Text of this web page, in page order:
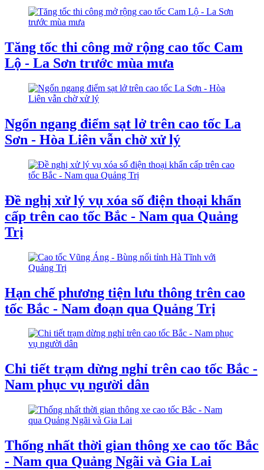
Tăng tốc thi công mở rộng cao tốc Cam
Lộ - La Sơn trước mùa mưa
Ngổn ngang điểm sạt lở trên cao tốc La
Sơn - Hòa Liên vẫn chờ xử lý
Đề nghị xử lý vụ xóa số điện thoại khẩn
cấp trên cao tốc Bắc - Nam qua Quảng
Trị
Hạn chế phương tiện lưu thông trên cao
tốc Bắc - Nam đoạn qua Quảng Trị
Chi tiết trạm dừng nghỉ trên cao tốc Bắc -
Nam phục vụ người dân
Thống nhất thời gian thông xe cao tốc Bắc
- Nam qua Quảng Ngãi và Gia Lai